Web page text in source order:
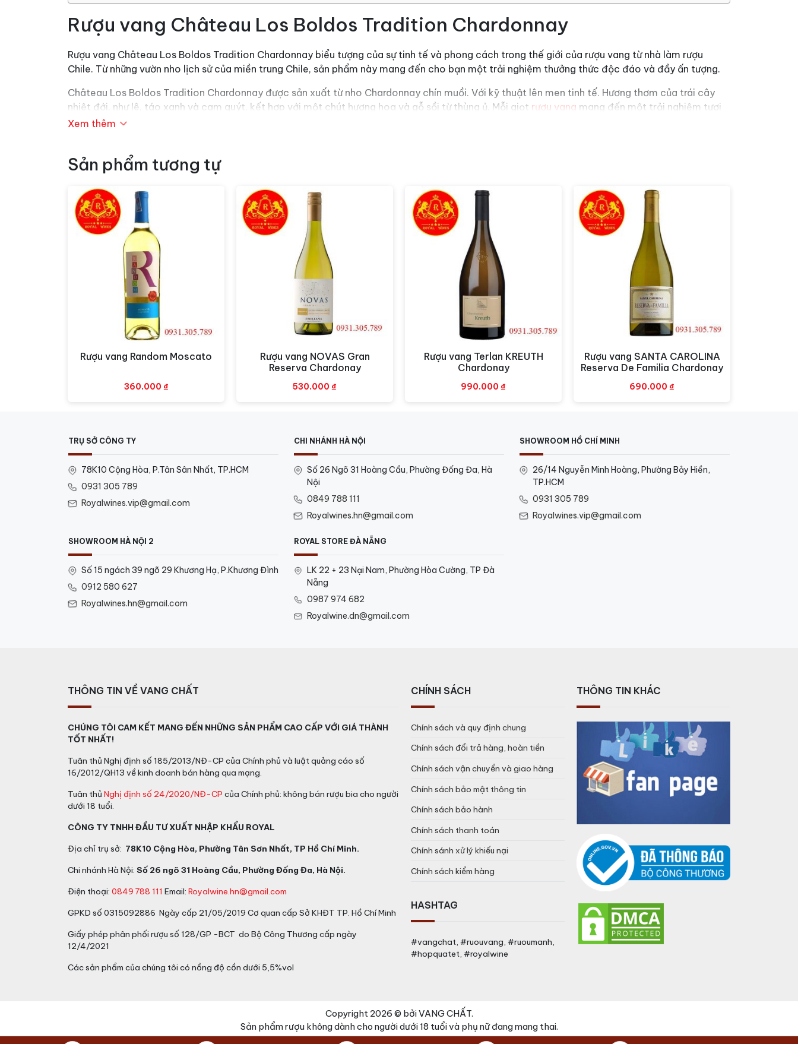
Rượu vang Château Los Boldos Tradition Chardonnay
Rượu vang Château Los Boldos Tradition Chardonnay biểu tượng của sự tinh tế và phong cách trong thế giới của rượu vang từ nhà làm rượu
Chile. Từ những vườn nho lịch sử của miền trung Chile, sản phẩm này mang đến cho bạn một trải nghiệm thưởng thức độc đáo và đầy ấn tượng.
Château Los Boldos Tradition Chardonnay được sản xuất từ nho Chardonnay chín muồi. Với kỹ thuật lên men tinh tế. Hương thơm của trái cây
nhiệt đới, như lê, táo xanh và cam quýt, kết hợp với một chút hương hoa và gỗ sồi từ thùng ủ. Mỗi giọt rượu vang mang đến một trải nghiệm tươi
mát và phức tạp trên đầu lưỡi.
Thưởng thức vang Château Los Boldos Tradition Chardonnay
Chateau Los Boldos
được thành lập vào năm 1991 với mục tiêu sản xuất loại rượu vang Chile thượng hạng. Rượu vang được sản xuất theo
phong cách vang Pháp cộng thêm điều kiện thuận lợi về giống nho và khu vực địa lý. Cùng với sự thuận lợi từ dòng sông Cachapoal và dãy Andes
mang đến chất lượng tuyệt hảo cho các dòng rượu vang Los Boldos.
Rượu vang có màu vàng rơm rất hấp dẫn.
Hương thơm của rượu là sự đan xem, hòa quyện, kết hợp của nhiều loại trái cây và gia vị đặc biệt.
Kết hợp món ăn:Dùng kèm với các món hải sản tươi ngon, salad rau xanh hoặc đơn giản chỉ là thưởng thức trong những buổi tối thư giãn…
Nhiệt độ tuyệt vời nhất để thưởng thức rượu là 8 đến 10 độ C.
Château Los Boldos Tradition Chardonnay là lựa chọn hoàn hảo cho những bữa tiệc gia đình, buổi họp mặt bạn bè, hoặc thậm chí chỉ là để
thưởng thức trong những khoảnh khắc thư giãn cuối ngày
Xem thêm
Sản phẩm tương tự
Xem nhanh
Rượu vang Random Moscato
360.000 ₫
Xem nhanh
Rượu vang NOVAS Gran
Reserva Chardonay
530.000 ₫
Xem nhanh
Rượu vang Terlan KREUTH
Chardonay
990.000 ₫
Xem nhanh
Rượu vang SANTA CAROLINA
Reserva De Familia Chardonay
690.000 ₫
TRỤ SỞ CÔNG TY
78K10 Cộng Hòa, P.Tân Sân Nhất, TP.HCM
0931 305 789
Royalwines.vip@gmail.com
CHI NHÁNH HÀ NỘI
Số 26 Ngõ 31 Hoàng Cầu, Phường Đống Đa, Hà
Nội
0849 788 111
Royalwines.hn@gmail.com
SHOWROOM HỒ CHÍ MINH
26/14 Nguyễn Minh Hoàng, Phường Bảy Hiền,
TP.HCM
0931 305 789
Royalwines.vip@gmail.com
SHOWROOM HÀ NỘI 2
Số 15 ngách 39 ngõ 29 Khương Hạ, P.Khương Đình
0912 580 627
Royalwines.hn@gmail.com
ROYAL STORE ĐÀ NẴNG
LK 22 + 23 Nại Nam, Phường Hòa Cường, TP Đà
Nẵng
0987 974 682
Royalwine.dn@gmail.com
THÔNG TIN VỀ VANG CHẤT
CHÚNG TÔI CAM KẾT MANG ĐẾN NHỮNG SẢN PHẨM CAO CẤP VỚI GIÁ THÀNH
TỐT NHẤT!
Tuân thủ Nghị định số 185/2013/NĐ-CP của Chính phủ và luật quảng cáo số
16/2012/QH13 về kinh doanh bán hàng qua mạng.
Tuân thủ Nghị định số 24/2020/NĐ-CP của Chính phủ: không bán rượu bia cho người
dưới 18 tuổi.
CÔNG TY TNHH ĐẦU TƯ XUẤT NHẬP KHẨU ROYAL
Địa chỉ trụ sở: 78K10 Cộng Hòa, Phường Tân Sơn Nhất, TP Hồ Chí Minh.
Chi nhánh Hà Nội: Số 26 ngõ 31 Hoàng Cầu, Phường Đống Đa, Hà Nội.
Điện thoại: 0849 788 111 Email: Royalwine.hn@gmail.com
GPKD số 0315092886 Ngày cấp 21/05/2019 Cơ quan cấp Sở KHĐT TP. Hồ Chí Minh
Giấy phép phân phối rượu số 128/GP -BCT do Bộ Công Thương cấp ngày
12/4/2021
Các sản phẩm của chúng tôi có nồng độ cồn dưới 5,5%vol
CHÍNH SÁCH
Chính sách và quy định chung
Chính sách đổi trả hàng, hoàn tiền
Chính sách vận chuyển và giao hàng
Chính sách bảo mật thông tin
Chính sách bảo hành
Chính sách thanh toán
Chính sánh xử lý khiếu nại
Chính sách kiểm hàng
HASHTAG
#vangchat, #ruouvang, #ruoumanh,
#hopquatet, #royalwine
THÔNG TIN KHÁC
Copyright 2026 © bởi VANG CHẤT.
Sản phẩm rượu không dành cho người dưới 18 tuổi và phụ nữ đang mang thai.